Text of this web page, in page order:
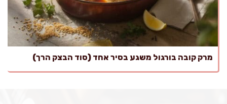
מרק קובה בורגול משגע בסיר אחד (סוד הבצק הרך)